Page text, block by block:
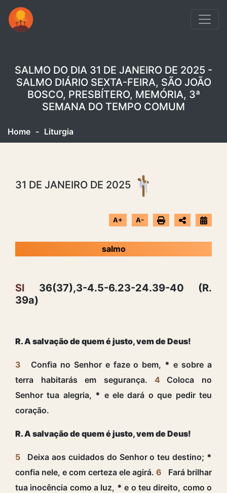
SALMO DO DIA 31 DE JANEIRO DE 2025 -
SALMO DIÁRIO SEXTA-FEIRA, SÃO JOÃO
BOSCO, PRESBÍTERO, MEMÓRIA, 3ª
SEMANA DO TEMPO COMUM
Home - Liturgia
31 DE JANEIRO DE 2025
A+ A-
salmo
Sl 36(37),3-4.5-6.23-24.39-40 (R.
39a)
R. A salvação de quem é justo, vem de Deus!
3 Confia no Senhor e faze o bem, * e sobre a
terra habitarás em segurança.4
Coloca no
Senhor tua alegria, * e ele dará o que pedir teu
coração.
R. A salvação de quem é justo, vem de Deus!
5 Deixa aos cuidados do Senhor o teu destino; *
confia nele, e com certeza ele agirá. 6
Fará brilhar
tua inocência como a luz, * e o teu direito, como o